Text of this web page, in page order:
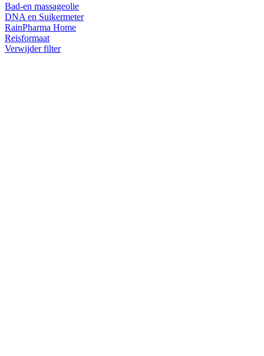
Bad-en massageolie
DNA en Suikermeter
RainPharma Home
Reisformaat
Verwijder filter